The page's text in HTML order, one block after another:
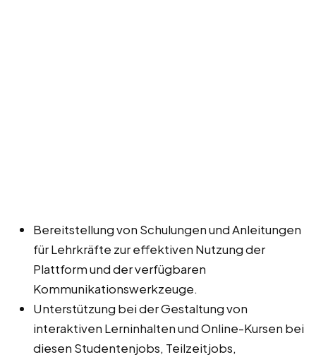
Bereitstellung von Schulungen und Anleitungen
für Lehrkräfte zur effektiven Nutzung der
Plattform und der verfügbaren
Kommunikationswerkzeuge.
Unterstützung bei der Gestaltung von
interaktiven Lerninhalten und Online-Kursen bei
diesen Studentenjobs, Teilzeitjobs,